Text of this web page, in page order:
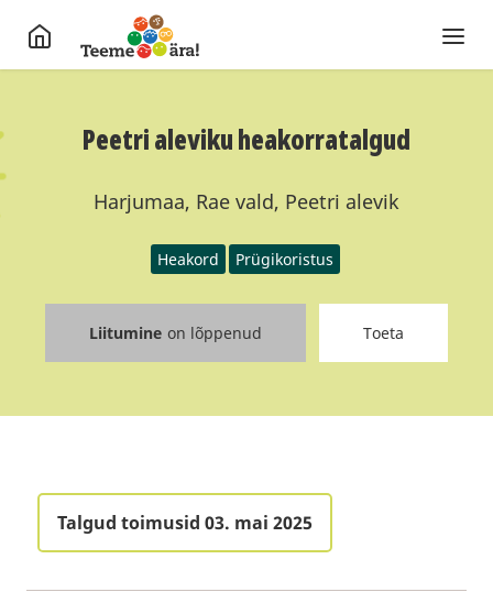
Peetri aleviku heakorratalgud
Harjumaa, Rae vald, Peetri alevik
Heakord Prügikoristus
Liitumine on lõppenud Toeta
Talgud toimusid 03. mai 2025